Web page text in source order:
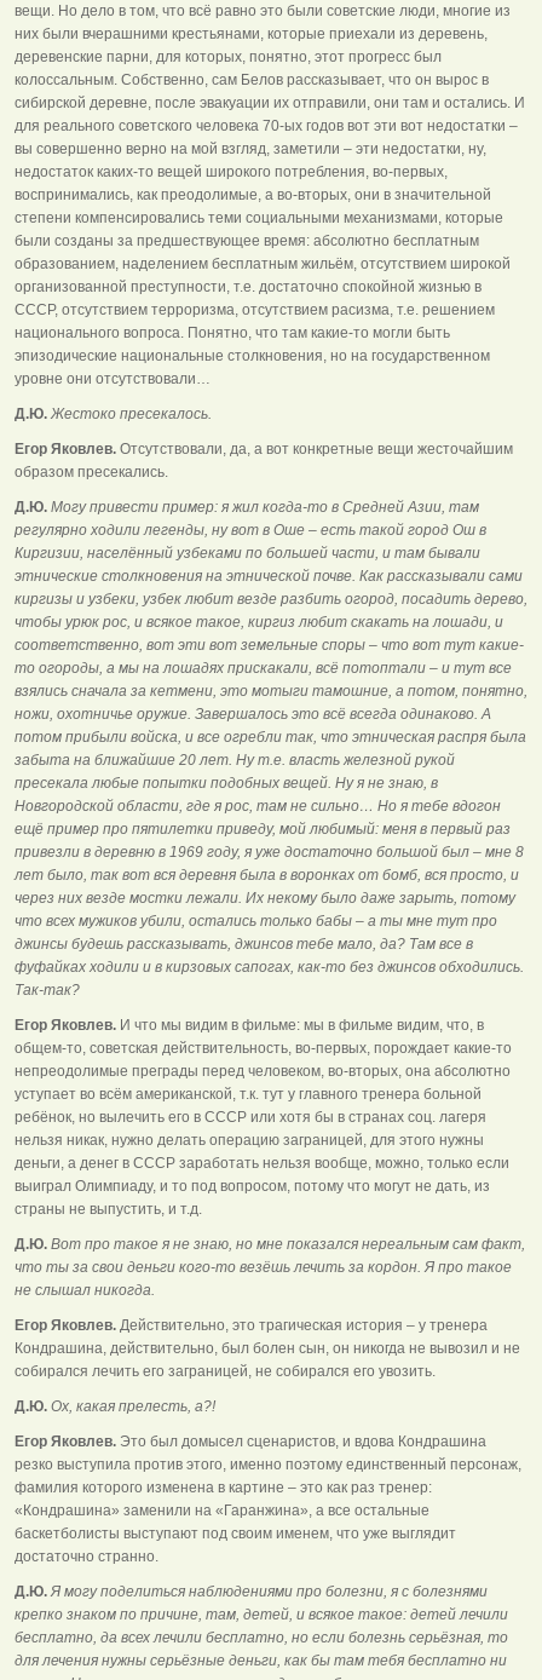
вещи. Но дело в том, что всё равно это были советские люди, многие из
них были вчерашними крестьянами, которые приехали из деревень,
деревенские парни, для которых, понятно, этот прогресс был
колоссальным. Собственно, сам Белов рассказывает, что он вырос в
сибирской деревне, после эвакуации их отправили, они там и остались. И
для реального советского человека 70-ых годов вот эти вот недостатки –
вы совершенно верно на мой взгляд, заметили – эти недостатки, ну,
недостаток каких-то вещей широкого потребления, во-первых,
воспринимались, как преодолимые, а во-вторых, они в значительной
степени компенсировались теми социальными механизмами, которые
были созданы за предшествующее время: абсолютно бесплатным
образованием, наделением бесплатным жильём, отсутствием широкой
организованной преступности, т.е. достаточно спокойной жизнью в
СССР, отсутствием терроризма, отсутствием расизма, т.е. решением
национального вопроса. Понятно, что там какие-то могли быть
эпизодические национальные столкновения, но на государственном
уровне они отсутствовали…
Д.Ю. Жестоко пресекалось.
Егор Яковлев. Отсутствовали, да, а вот конкретные вещи жесточайшим
образом пресекались.
Д.Ю. Могу привести пример: я жил когда-то в Средней Азии, там
регулярно ходили легенды, ну вот в Оше – есть такой город Ош в
Киргизии, населённый узбеками по большей части, и там бывали
этнические столкновения на этнической почве. Как рассказывали сами
киргизы и узбеки, узбек любит везде разбить огород, посадить дерево,
чтобы урюк рос, и всякое такое, киргиз любит скакать на лошади, и
соответственно, вот эти вот земельные споры – что вот тут какие-
то огороды, а мы на лошадях прискакали, всё потоптали – и тут все
взялись сначала за кетмени, это мотыги тамошние, а потом, понятно,
ножи, охотничье оружие. Завершалось это всё всегда одинаково. А
потом прибыли войска, и все огребли так, что этническая распря была
забыта на ближайшие 20 лет. Ну т.е. власть железной рукой
пресекала любые попытки подобных вещей. Ну я не знаю, в
Новгородской области, где я рос, там не сильно… Но я тебе вдогон
ещё пример про пятилетки приведу, мой любимый: меня в первый раз
привезли в деревню в 1969 году, я уже достаточно большой был – мне 8
лет было, так вот вся деревня была в воронках от бомб, вся просто, и
через них везде мостки лежали. Их некому было даже зарыть, потому
что всех мужиков убили, остались только бабы – а ты мне тут про
джинсы будешь рассказывать, джинсов тебе мало, да? Там все в
фуфайках ходили и в кирзовых сапогах, как-то без джинсов обходились.
Так-так?
Егор Яковлев. И что мы видим в фильме: мы в фильме видим, что, в
общем-то, советская действительность, во-первых, порождает какие-то
непреодолимые преграды перед человеком, во-вторых, она абсолютно
уступает во всём американской, т.к. тут у главного тренера больной
ребёнок, но вылечить его в СССР или хотя бы в странах соц. лагеря
нельзя никак, нужно делать операцию заграницей, для этого нужны
деньги, а денег в СССР заработать нельзя вообще, можно, только если
выиграл Олимпиаду, и то под вопросом, потому что могут не дать, из
страны не выпустить, и т.д.
Д.Ю. Вот про такое я не знаю, но мне показался нереальным сам факт,
что ты за свои деньги кого-то везёшь лечить за кордон. Я про такое
не слышал никогда.
Егор Яковлев. Действительно, это трагическая история – у тренера
Кондрашина, действительно, был болен сын, он никогда не вывозил и не
собирался лечить его заграницей, не собирался его увозить.
Д.Ю. Ох, какая прелесть, а?!
Егор Яковлев. Это был домысел сценаристов, и вдова Кондрашина
резко выступила против этого, именно поэтому единственный персонаж,
фамилия которого изменена в картине – это как раз тренер:
«Кондрашина» заменили на «Гаранжина», а все остальные
баскетболисты выступают под своим именем, что уже выглядит
достаточно странно.
Д.Ю.Я могу поделиться наблюдениями про болезни, я с болезнями
крепко знаком по причине, там, детей, и всякое такое: детей лечили
бесплатно, да всех лечили бесплатно, но если болезнь серьёзная, то
для лечения нужны серьёзные деньги, как бы там тебя бесплатно ни